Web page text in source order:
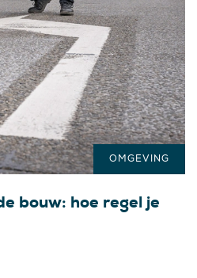
bouw: hoe regel je
OMGEVING